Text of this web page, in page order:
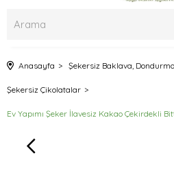
Anasayfa Şekersiz Baklava,
Şekersiz Çikolatalar
Ev Yapımı Şeker İlavesiz Kakao Çekirdekli